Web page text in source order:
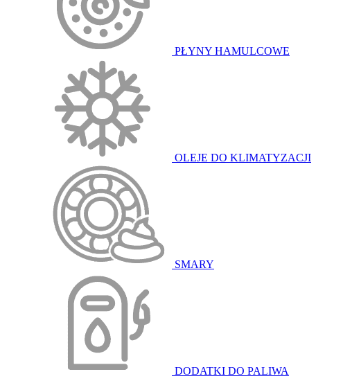
PŁYNY HAMULCOWE
OLEJE DO KLIMATYZACJI
SMARY
DODATKI DO PALIWA